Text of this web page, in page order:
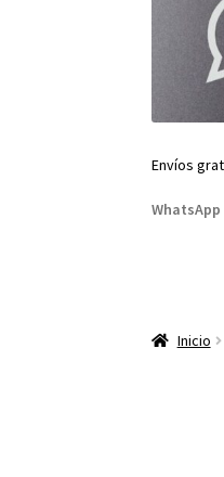
Envíos
WhatsApp
Inicio